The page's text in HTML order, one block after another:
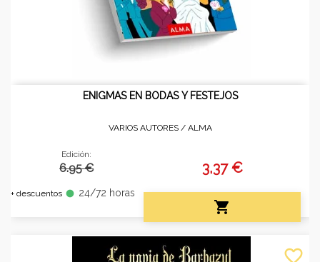
ENIGMAS EN BODAS Y FESTEJOS
VARIOS AUTORES / ALMA
Edición:
6.95 €
+ descuentos fiber_manual_record 24/72 horas
3,37 €

favorite_border